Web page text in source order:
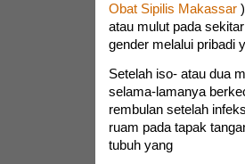
Obat Sipilis Makassar)
atau mulut pada
gender melalui pribadi
Setelah iso- atau dua
selama-lamanya
rembulan setelah
ruam pada tapak
tubuh yang